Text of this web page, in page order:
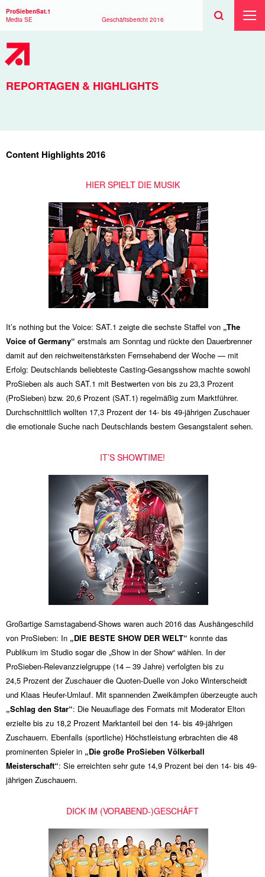
ProSiebenSat.1
Media SE
Geschäftsbericht 2016
Suche
Suche
REPORTAGEN & HIGHLIGHTS
Content Highlights 2016
HIER SPIELT DIE MUSIK
It’s nothing but the Voice: SAT.1 zeigte die sechste Staffel von „The
Voice of Germany“ erstmals am Sonntag und rückte den Dauerbrenner
damit auf den reichweitenstärksten Fernsehabend der Woche — mit
Erfolg: Deutschlands beliebteste Casting-Gesangsshow machte sowohl
ProSieben als auch SAT.1 mit Bestwerten von bis zu 23,3 Prozent
(ProSieben) bzw. 20,6 Prozent (SAT.1) regelmäßig zum Marktführer.
Durchschnittlich wollten 17,3 Prozent der 14- bis 49-jährigen Zuschauer
die emotionale Suche nach Deutschlands bestem Gesangstalent sehen.
IT’S SHOWTIME!
Großartige Samstagabend-Shows waren auch 2016 das Aushängeschild
von ProSieben: In „DIE BESTE SHOW DER WELT“ konnte das
Publikum im Studio sogar die „Show in der Show“ wählen. In der
ProSieben-Relevanzzielgruppe (14 – 39 Jahre) verfolgten bis zu
24,5 Prozent der Zuschauer die Quoten-Duelle von Joko Winterscheidt
und Klaas Heufer-Umlauf. Mit spannenden Zweikämpfen überzeugte auch
„Schlag den Star“: Die Neuauflage des Formats mit Moderator Elton
erzielte bis zu 18,2 Prozent Marktanteil bei den 14- bis 49-jährigen
Zuschauern. Ebenfalls (sportliche) Höchstleistung erbrachten die 48
prominenten Spieler in „Die große ProSieben Völkerball
Meisterschaft“: Sie erreichten sehr gute 14,9 Prozent bei den 14- bis 49-
jährigen Zuschauern.
DICK IM (VORABEND-)GESCHÄFT